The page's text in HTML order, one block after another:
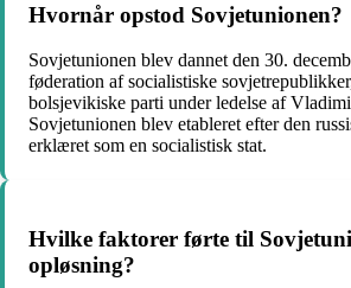
Hvornår opstod Sovjetunionen?
Sovjetunionen blev dannet den 30.
føderation af socialistiske
bolsjevikiske parti under ledelse af
Sovjetunionen blev etableret efter den
erklæret som en socialistisk stat.
Hvilke faktorer førte til
opløsning?